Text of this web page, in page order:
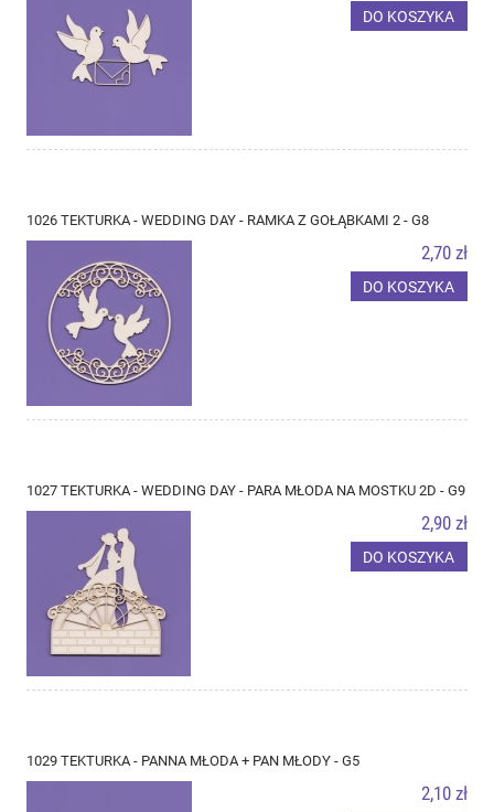
DO KOSZYKA
1026 TEKTURKA - WEDDING DAY - RAMKA Z GOŁĄBKAMI 2 - G8
2,70 zł
DO KOSZYKA
1027 TEKTURKA - WEDDING DAY - PARA MŁODA NA MOSTKU 2D - G9
2,90 zł
DO KOSZYKA
1029 TEKTURKA - PANNA MŁODA + PAN MŁODY - G5
2,10 zł